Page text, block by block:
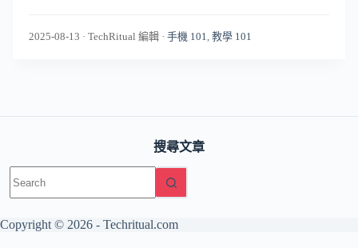
2025-08-13 · TechRitual 編輯 · 手機 101, 教學 101
搜尋文章
results
Copyright © 2026 - Techritual.com